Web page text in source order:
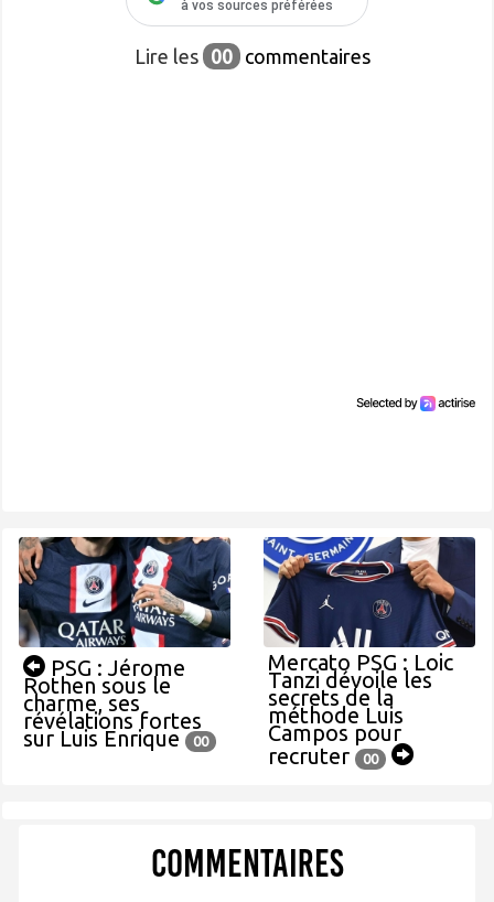
à vos sources préférées
Lire les 00 commentaires
PSG : Jérome
Rothen sous le
charme, ses
révélations fortes
sur Luis Enrique 00
Mercato PSG : Loic
Tanzi dévoile les
secrets de la
méthode Luis
Campos pour
recruter
00
Commentaires